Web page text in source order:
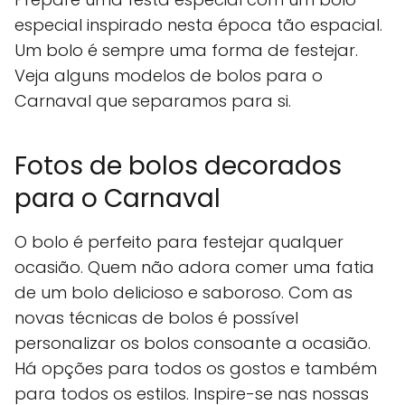
especial inspirado nesta época tão espacial.
Um bolo é sempre uma forma de festejar.
Veja alguns modelos de bolos para o
Carnaval que separamos para si.
Fotos de bolos decorados
para o Carnaval
O bolo é perfeito para festejar qualquer
ocasião. Quem não adora comer uma fatia
de um bolo delicioso e saboroso. Com as
novas técnicas de bolos é possível
personalizar os bolos consoante a ocasião.
Há opções para todos os gostos e também
para todos os estilos. Inspire-se nas nossas